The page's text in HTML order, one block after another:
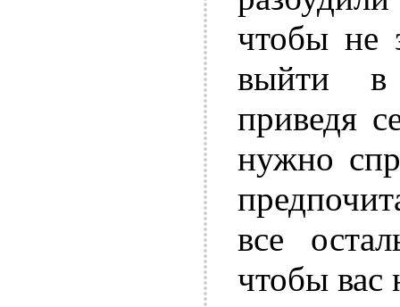
чтобы не
выйти в
приведя
нужно
все
чтобы вас